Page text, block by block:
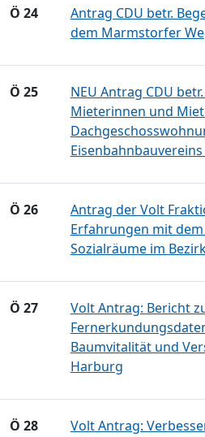
Ö 24
Antrag CDU betr.
dem Marmstorfer
Ö 25
NEU Antrag CDU
Mieterinnen und
Ö 26
Antrag der Volt
Erfahrungen mit
Sozialräume im
Ö 27
Volt Antrag: Bericht
Baumvitalität und
Harburg
Ö 28
Volt Antrag: